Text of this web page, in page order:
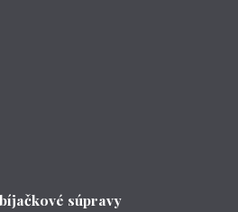
súpravy